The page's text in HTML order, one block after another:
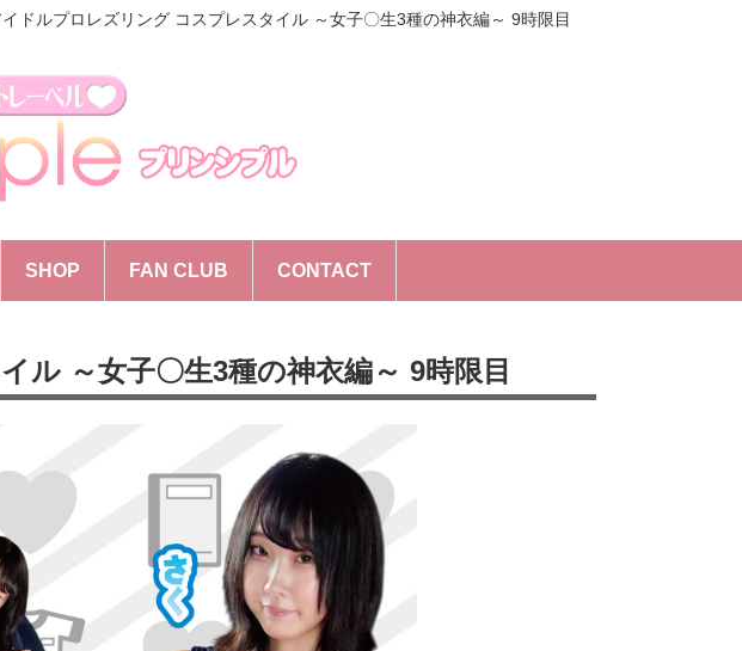
ドルプロレズリング コスプレスタイル ～女子〇生3種の神衣編～ 9時限目
SHOP FAN CLUB CONTACT
ル ～女子〇生3種の神衣編～ 9時限目